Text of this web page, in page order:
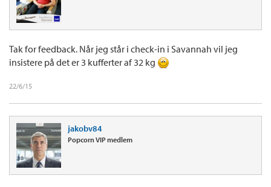
Tak for feedback. Når jeg står i check-in i Savannah vil jeg
insistere på det er 3 kufferter af 32 kg
22/6/15
jakobv84
Popcorn VIP medlem